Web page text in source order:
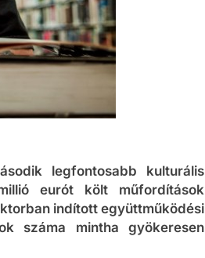
legfontosabb kulturális
eurót költ műfordítások
indított együttműködési
száma mintha gyökeresen